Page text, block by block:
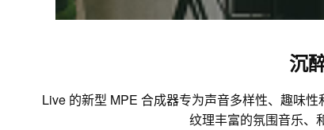
沉
Live 的新型 MPE 合成器专为声音多样性、趣味
纹理丰富的氛围音乐、